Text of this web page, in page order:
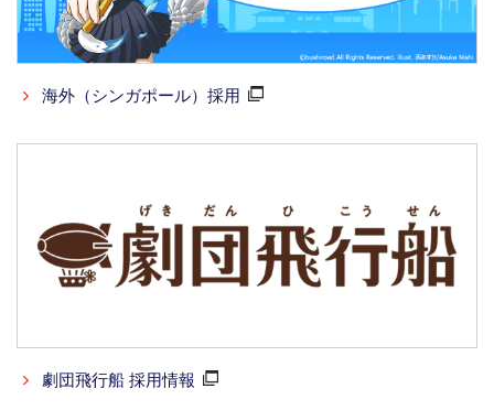
海外（シンガポール）採用
劇団飛行船 採用情報